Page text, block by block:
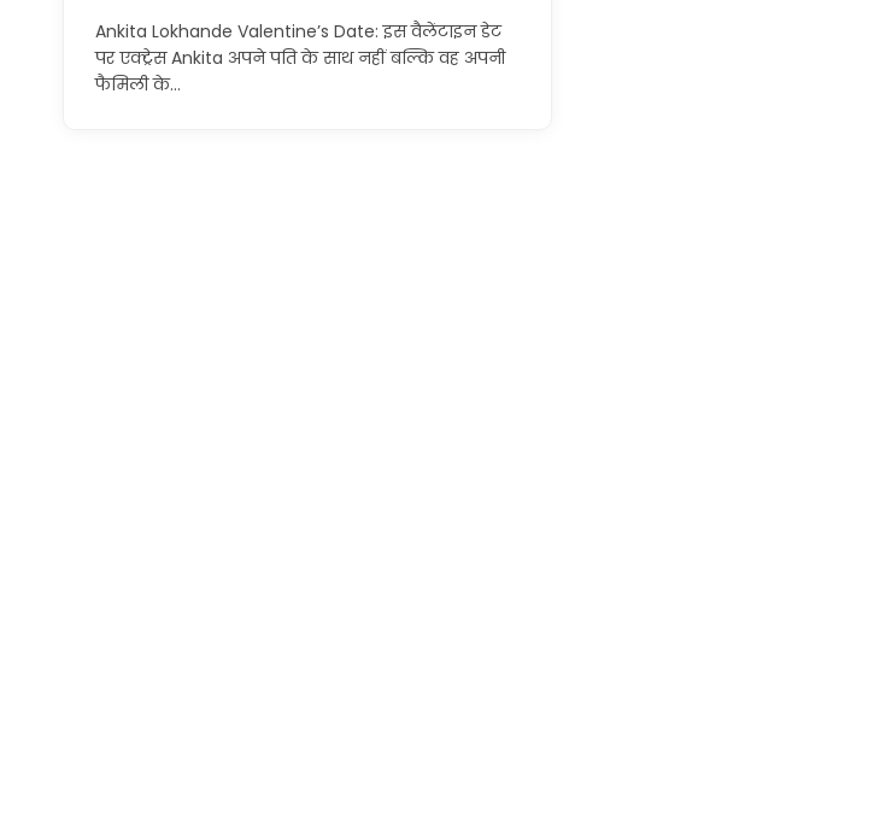
Ankita Lokhande Valentine’s Date: इस वैलेंटाइन डेट
पर एक्ट्रेस Ankita अपने पति के साथ नहीं बल्कि वह अपनी
फैमिली के…